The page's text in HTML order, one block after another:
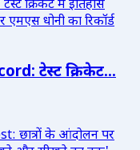
टेस्ट क्रिकेट...